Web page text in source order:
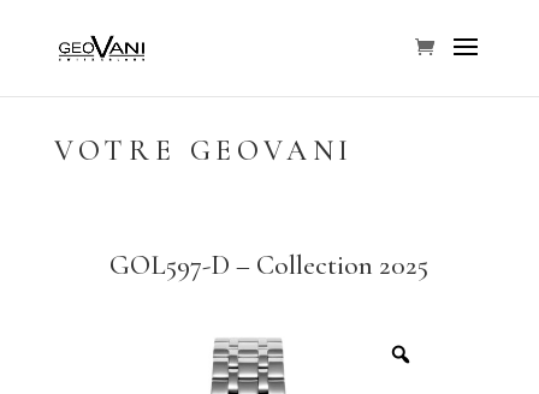
VOTRE GEOVANI
GOL597-D – Collection 2025